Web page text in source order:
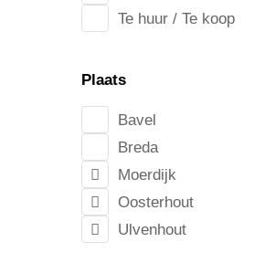
Te huur / Te koop
Plaats
Bavel
Breda
Moerdijk
Oosterhout
Ulvenhout